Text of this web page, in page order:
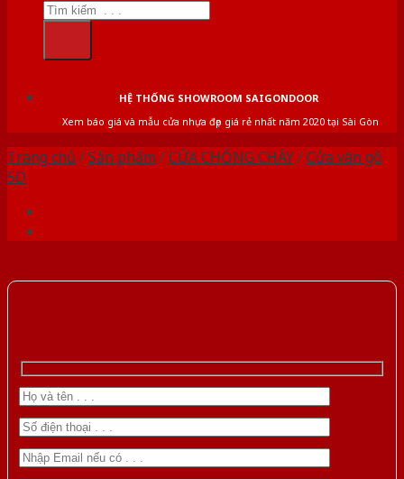
HỆ THỐNG SHOWROOM SAIGONDOOR
Xem báo giá và mẫu cửa nhựa đẹp giá rẻ nhất năm 2020 tại Sài Gòn
Trang chủ /Sản phẩm /CỬA CHỐNG CHÁY/Cửa vân gỗ
5D